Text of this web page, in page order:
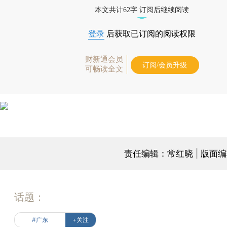
本文共计62字 订阅后继续阅读
登录 后获取已订阅的阅读权限
财新通会员
可畅读全文
订阅/会员升级
责任编辑：常红晓 | 版面
话题：
#广东 +关注